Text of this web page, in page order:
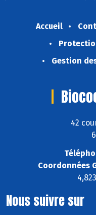
Accueil
Gestion
42
Coordonnées
Nous suivre sur